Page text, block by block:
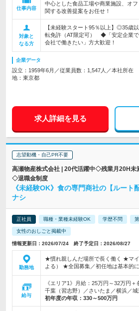
仕事内容
中心とした食品工場や商業施設、オ
関する改善提案をお任せ！
対象と
なる方
【未経験スタート95％以上】◎35歳
転免許（AT限定可） ◆「安定企業で
会社で働きたい」方大歓迎！
企業データ
設立：1959年6月／従業員数：1,547人／本社所在
地：東京都
求人詳細を見る
志望動機・自己PR不要
高瀬物産株式会社 | 20代活躍中◇残業月20H
◇退職金制度
《未経験OK》食の専門商社の【ルー
ナシ
正社員 職種・業種未経験OK 学歴不問
女性のおしごと掲載中
情報更新日：2026/07/24 終了予定日：2026/08/27
勤務地
★慣れ親しんだ場所で長く働く ★マ
よる） ★全国募集／初任地は基本的
給与
《エリア1》月給：25万円～32万円
千葉（習志野）／さいたま／横浜／城
初年度の年収： 330～500万円